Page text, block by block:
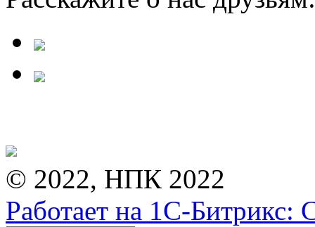
© 2022, НПК 2022
Работает на 1С-Битрикс: